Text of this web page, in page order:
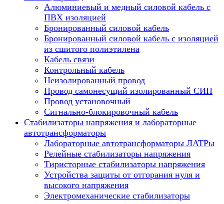
Алюминиевый и медный силовой кабель с
ПВХ изоляцией
Бронированный силовой кабель
Бронированный силовой кабель с изоляцией
из сшитого полиэтилена
Кабель связи
Контрольный кабель
Неизолированный провод
Провод самонесущий изолированный СИП
Провод установочный
Сигнально-блокировочный кабель
Стабилизаторы напряжения и лабораторные
автотрансформаторы
Лабораторные автотрансформаторы ЛАТРы
Релейные стабилизаторы напряжения
Тиристорные стабилизаторы напряжения
Устройства защиты от отгорания нуля и
высокого напряжения
Электромеханические стабилизаторы